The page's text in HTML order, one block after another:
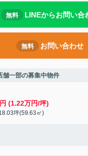
無料 LINEからお問い合
無料 お問い合わせ
舗一部の募集中物件
(1.22万円/坪)
坪(59.63㎡)